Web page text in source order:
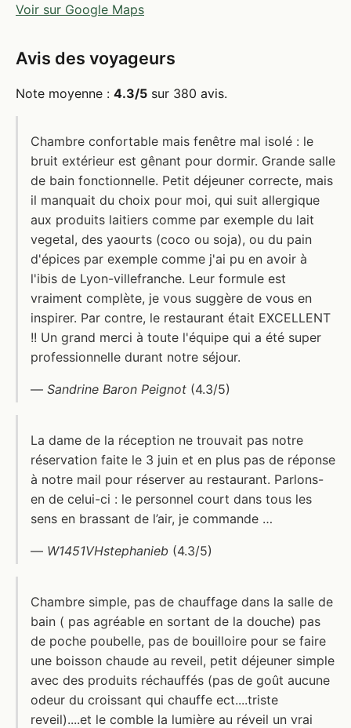
Voir sur Google Maps
Avis des voyageurs
Note moyenne : 4.3/5 sur 380 avis.
Chambre confortable mais fenêtre mal isolé : le
bruit extérieur est gênant pour dormir. Grande salle
de bain fonctionnelle. Petit déjeuner correcte, mais
il manquait du choix pour moi, qui suit allergique
aux produits laitiers comme par exemple du lait
vegetal, des yaourts (coco ou soja), ou du pain
d'épices par exemple comme j'ai pu en avoir à
l'ibis de Lyon-villefranche. Leur formule est
vraiment complète, je vous suggère de vous en
inspirer. Par contre, le restaurant était EXCELLENT
!! Un grand merci à toute l'équipe qui a été super
professionnelle durant notre séjour.
— Sandrine Baron Peignot (4.3/5)
La dame de la réception ne trouvait pas notre
réservation faite le 3 juin et en plus pas de réponse
à notre mail pour réserver au restaurant. Parlons-
en de celui-ci : le personnel court dans tous les
sens en brassant de l’air, je commande …
— W1451VHstephanieb (4.3/5)
Chambre simple, pas de chauffage dans la salle de
bain ( pas agréable en sortant de la douche) pas
de poche poubelle, pas de bouilloire pour se faire
une boisson chaude au reveil, petit déjeuner simple
avec des produits réchauffés (pas de goût aucune
odeur du croissant qui chauffe ect....triste
reveil)....et le comble la lumière au réveil un vrai